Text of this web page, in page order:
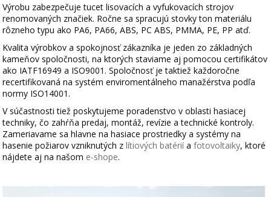
Výrobu zabezpečuje tucet lisovacích a vyfukovacích strojov
renomovaných značiek. Ročne sa spracujú stovky ton materiálu
rôzneho typu ako PA6, PA66, ABS, PC ABS, PMMA, PE, PP atď.
Kvalita výrobkov a spokojnosť zákazníka je jeden zo základných
kameňov spoločnosti, na ktorých staviame aj pomocou certifikátov
ako IATF16949 a ISO9001. Spoločnosť je taktiež každoročne
recertifikovaná na systém enviromentálneho manažérstva podľa
normy ISO14001.
V súčastnosti tiež poskytujeme poradenstvo v oblasti hasiacej
techniky, čo zahŕňa predaj, montáž, revízie a technické kontroly.
Zameriavame sa hlavne na hasiace prostriedky a systémy na
hasenie požiarov vzniknutých zlítiových batérií afotovoltaiky, ktoré
nájdete aj na našom e-shope.